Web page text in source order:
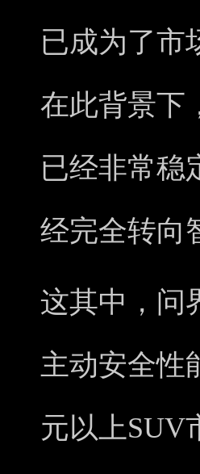
已成为了市
在此背景下
已经非常稳
经完全转向
这其中，问
主动安全性
元以上SUV